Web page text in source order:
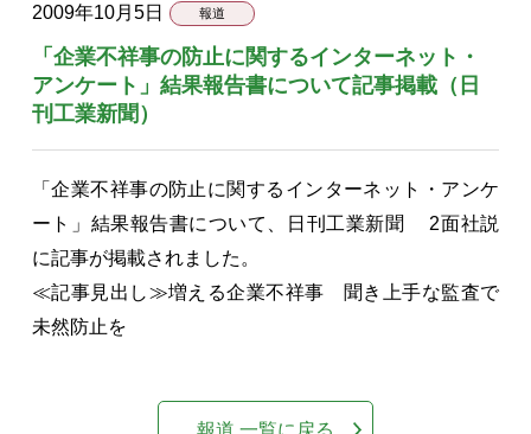
2009年10月5日 報道
「企業不祥事の防止に関するインターネット・
アンケート」結果報告書について記事掲載（日
刊工業新聞）
「企業不祥事の防止に関するインターネット・アンケ
ート」結果報告書について、日刊工業新聞 2面社説
に記事が掲載されました。
≪記事見出し≫増える企業不祥事 聞き上手な監査で
未然防止を